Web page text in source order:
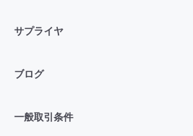
サプライヤ
ブログ
一般取引条件